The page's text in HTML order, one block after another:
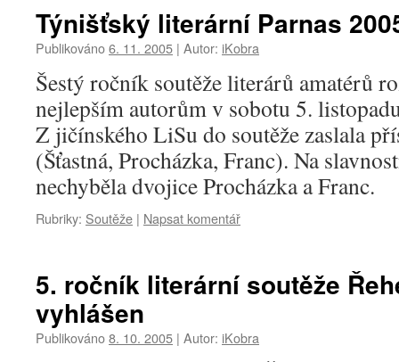
Týnišťský literární Parnas
Publikováno6. 11. 2005 | Autor: iKobra
Šestý ročník soutěže literárů amatérů
nejlepším autorům v sobotu 5.
Z jičínského LiSu do soutěže zaslala
(Šťastná, Procházka, Franc). Na
nechyběla dvojice Procházka a Franc.
Rubriky: Soutěže | Napsat komentář
5. ročník literární soutěže
vyhlášen
Publikováno8. 10. 2005 | Autor: iKobra